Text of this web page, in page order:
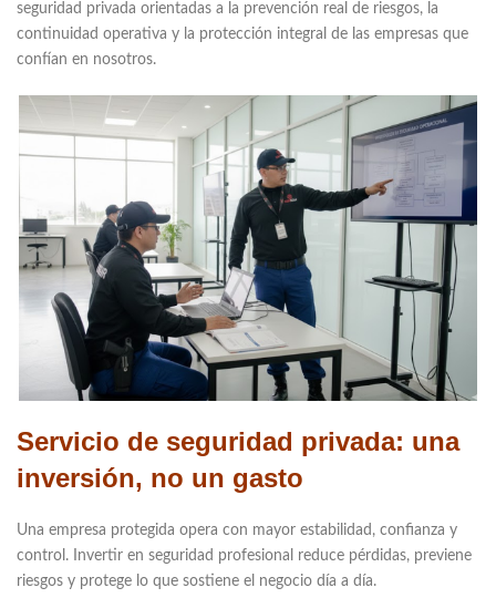
seguridad privada orientadas a la prevención real de riesgos, la
continuidad operativa y la protección integral de las empresas que
confían en nosotros.
Servicio de seguridad privada: una
inversión, no un gasto
Una empresa protegida opera con mayor estabilidad, confianza y
control. Invertir en seguridad profesional reduce pérdidas, previene
riesgos y protege lo que sostiene el negocio día a día.